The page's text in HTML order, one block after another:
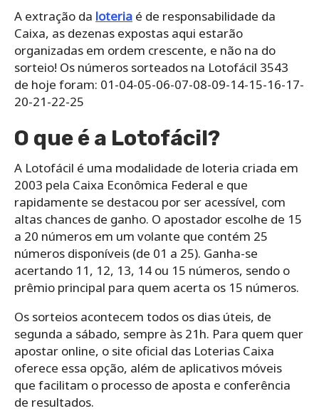
A extração da loteria é de responsabilidade da
Caixa, as dezenas expostas aqui estarão
organizadas em ordem crescente, e não na do
sorteio! Os números sorteados na Lotofácil 3543
de hoje foram: 01-04-05-06-07-08-09-14-15-16-17-
20-21-22-25
O que é a Lotofácil?
A Lotofácil é uma modalidade de loteria criada em
2003 pela Caixa Econômica Federal e que
rapidamente se destacou por ser acessível, com
altas chances de ganho. O apostador escolhe de 15
a 20 números em um volante que contém 25
números disponíveis (de 01 a 25). Ganha-se
acertando 11, 12, 13, 14 ou 15 números, sendo o
prêmio principal para quem acerta os 15 números.
Os sorteios acontecem todos os dias úteis, de
segunda a sábado, sempre às 21h. Para quem quer
apostar online, o site oficial das Loterias Caixa
oferece essa opção, além de aplicativos móveis
que facilitam o processo de aposta e conferência
de resultados.